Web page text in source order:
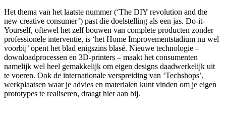
Het thema van het laatste nummer (‘The DIY revolution and the
new creative consumer’) past die doelstelling als een jas. Do-it-
Yourself, oftewel het zelf bouwen van complete producten zonder
professionele interventie, is ‘het Home Improvementstadium nu wel
voorbij’ opent het blad enigszins blasé. Nieuwe technologie –
downloadprocessen en 3D-printers – maakt het consumenten
namelijk wel heel gemakkelijk om eigen designs daadwerkelijk uit
te voeren. Ook de internationale verspreiding van ‘Techshops’,
werkplaatsen waar je advies en materialen kunt vinden om je eigen
prototypes te realiseren, draagt hier aan bij.